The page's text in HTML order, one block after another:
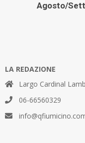
Agosto/
LA REDAZIONE
Largo Cardinal
06-66560329